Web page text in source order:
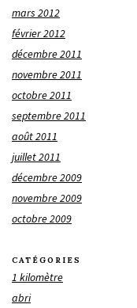
mars 2012
février 2012
décembre 2011
novembre 2011
octobre 2011
septembre 2011
août 2011
juillet 2011
décembre 2009
novembre 2009
octobre 2009
CATÉGORIES
1 kilomètre
abri